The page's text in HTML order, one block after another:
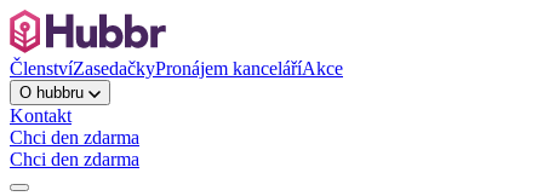
ČlenstvíZasedačkyPronájem kanceláříAkce
O hubbru
Kontakt
Chci den zdarma
Chci den zdarma